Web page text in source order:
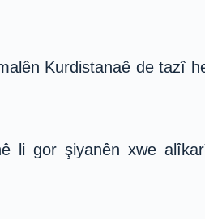
Kurdistanaê de tazî
li gor şiyanên xwe